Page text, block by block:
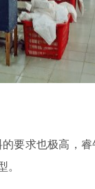
求也极高，睿